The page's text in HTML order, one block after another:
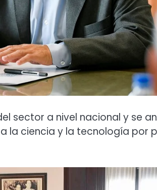
sector a nivel nacional y se
la ciencia y la tecnología por